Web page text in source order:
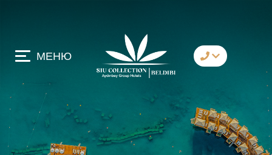
МЕНЮ
Whatsapp
Telegram